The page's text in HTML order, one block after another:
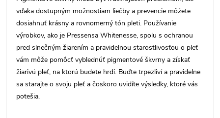
vďaka dostupným možnostiam liečby a prevencie môžete
dosiahnuť krásny a rovnomerný tón pleti. Používanie
výrobkov, ako je Pressensa Whitenesse, spolu s ochranou
pred slnečným žiarením a pravidelnou starostlivosťou o pleť
vám môže pomôcť vyblednúť pigmentové škvrny a získať
žiarivú pleť, na ktorú budete hrdí. Buďte trpezliví a pravidelne
sa starajte o svoju pleť a čoskoro uvidíte výsledky, ktoré vás
potešia.